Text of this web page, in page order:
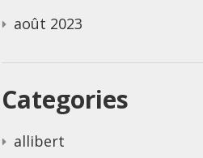
août 2023
Categories
allibert